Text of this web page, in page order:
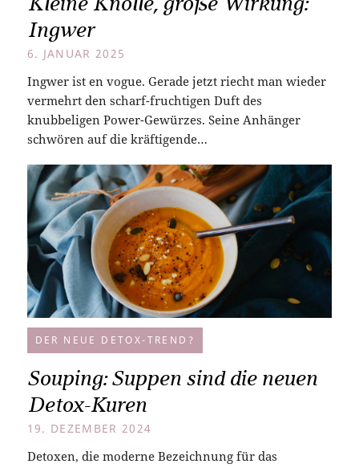
Ingwer
6. JANUAR 2025
Ingwer ist en vogue. Gerade jetzt riecht man wieder
vermehrt den scharf-fruchtigen Duft des
knubbeligen Power-Gewürzes. Seine Anhänger
schwören auf die kräftigende…
DER NEUE DETOX-TREND?
Souping: Suppen sind die neuen
Detox-Kuren
19. DEZEMBER 2024
Detoxen, die moderne Bezeichnung für das